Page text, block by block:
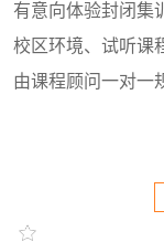
有意向体验封闭集
校区环境、试听课
由课程顾问一对一